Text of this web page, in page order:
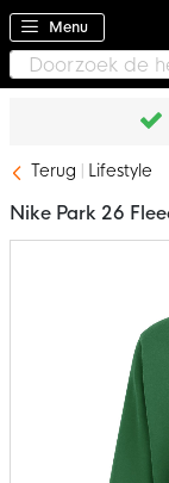
Menu
Terug Lifestyle
Nike Park 26